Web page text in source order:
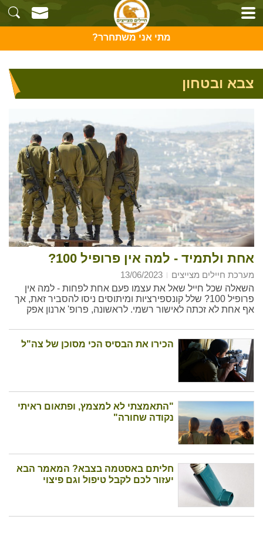
מתי אני משתחרר?
צבא ובטחון
אחת ולתמיד - למה אין פרופיל 100?
מערכת חיילים מצייצים
השאלה שכל חייל שאל את עצמו פעם אחת לפחות - למה אין
פרופיל 100? שלל קונספירציות ומיתוסים ניסו להסביר זאת, אך
אף אחת לא זכתה לאישור רשמי. לראשונה, פרופ' ארנון אפק
הכירו את הבסיס הכי מסוכן של צה"ל
"התאמצתי לא למצמץ, ופתאום ראיתי
נקודה שחורה"
חליתם באסטמה בצבא? המאמר הבא
יעזור לכם לקבל טיפול וגם פיצוי